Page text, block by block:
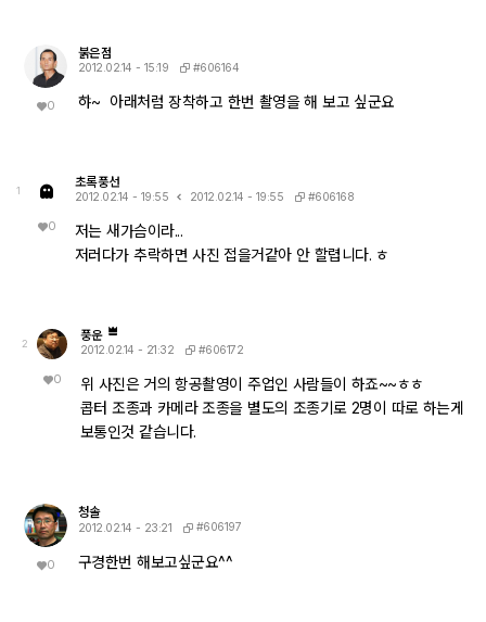
0
붉은점
2012.02.14 - 15:19 #606164
햐~ 아래처럼 장착하고 한번 촬영을 해 보고 싶군요
1
0
초록풍선
2012.02.14 - 19:55 2012.02.14 - 19:55 #606168
저는 새가슴이라...
저러다가 추락하면 사진 접을거같아 안 할렵니다. ㅎ
2
0
풍운
2012.02.14 - 21:32 #606172
위 사진은 거의 항공촬영이 주업인 사람들이 하죠~~ㅎㅎ
콥터 조종과 카메라 조종을 별도의 조종기로 2명이 따로 하는게
보통인것 같습니다.
0
청솔
2012.02.14 - 23:21 #606197
구경한번 해보고싶군요^^